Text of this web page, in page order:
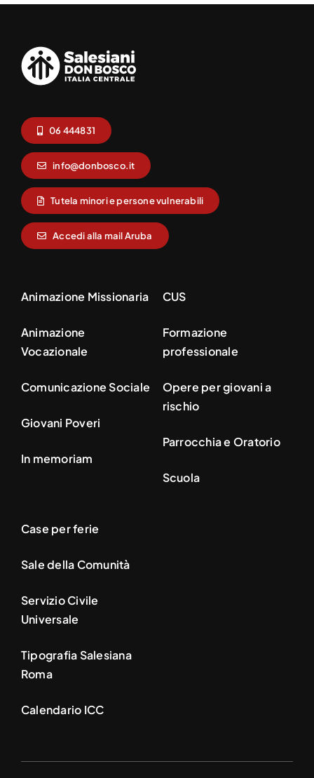
06 444831
info@donbosco.it
Tutela minori e persone vulnerabili
Accedi alla mail Aruba
Animazione Missionaria
Animazione
Vocazionale
Comunicazione Sociale
Giovani Poveri
In memoriam
CUS
Formazione
professionale
Opere per giovani a
rischio
Parrocchia e Oratorio
Scuola
Case per ferie
Sale della Comunità
Servizio Civile
Universale
Tipografia Salesiana
Roma
Calendario ICC